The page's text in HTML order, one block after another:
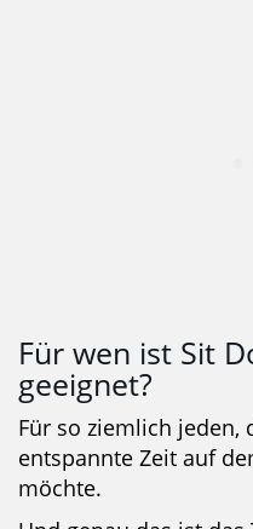
Für wen ist Sit
geeignet?
Für so ziemlich jeden,
entspannte Zeit auf
möchte.